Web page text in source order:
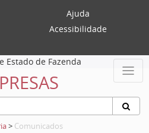
Ajuda
Acessibilidade
Estado de Fazenda
> Comunicados